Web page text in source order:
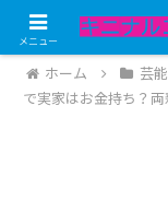
記事内にPRが含まれてい
ホーム 芸
で実家はお金持ち？
メニュー